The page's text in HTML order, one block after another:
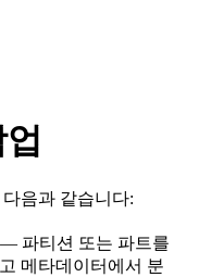
음과 같습니다:
— 파티션 또는 파트를
메타데이터에서 분